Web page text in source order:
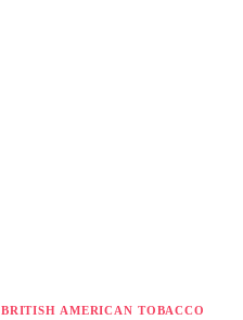
BRITISH AMERICAN TOBACCO